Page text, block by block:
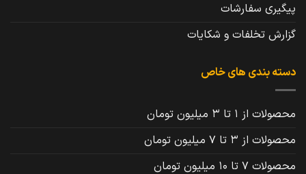
پیگیری سفارشات
گزارش تخلفات و شکایات
دسته بندی های خاص
محصولات از 1 تا 3 میلیون تومان
محصولات از 3 تا 7 میلیون تومان
محصولات 7 تا 10 میلیون تومان